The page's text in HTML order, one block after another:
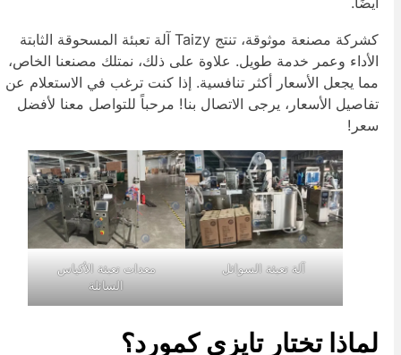
كشركة مصنعة موثوقة، تنتج Taizy آلة تعبئة المسحوقة الثابتة
الأداء وعمر خدمة طويل. علاوة على ذلك، نمتلك مصنعنا الخاص،
مما يجعل الأسعار أكثر تنافسية. إذا كنت ترغب في الاستعلام عن
تفاصيل الأسعار، يرجى الاتصال بنا! مرحباً للتواصل معنا لأفضل
سعر!
آلة تعبئة السوائل
معدات تعبئة الأكياس
السائلة
لماذا تختار تايزي كمورد؟